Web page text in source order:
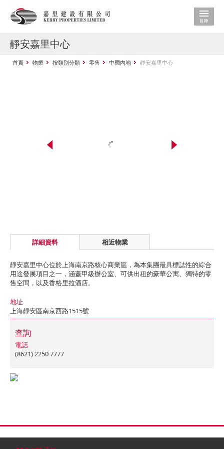
靜安嘉里中心
首頁 物業 按類別分類 零售 中國內地 靜安嘉里中心
詳細資料 相近物業
靜安嘉里中心位於上海南京路核心商業區，為本集團最具標誌性的綜合
用途發展項目之一，涵蓋甲級辦公室、可供出租的豪華公寓、獨特的零
售空間，以及香格里拉酒店。
地址
上海靜安區南京西路1515號
查詢
電話
(8621) 2250 7777